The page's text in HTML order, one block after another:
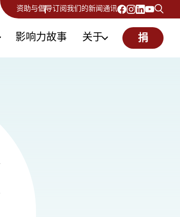
资助与倡导订阅我们的新闻通讯
影响力故事 关于 捐